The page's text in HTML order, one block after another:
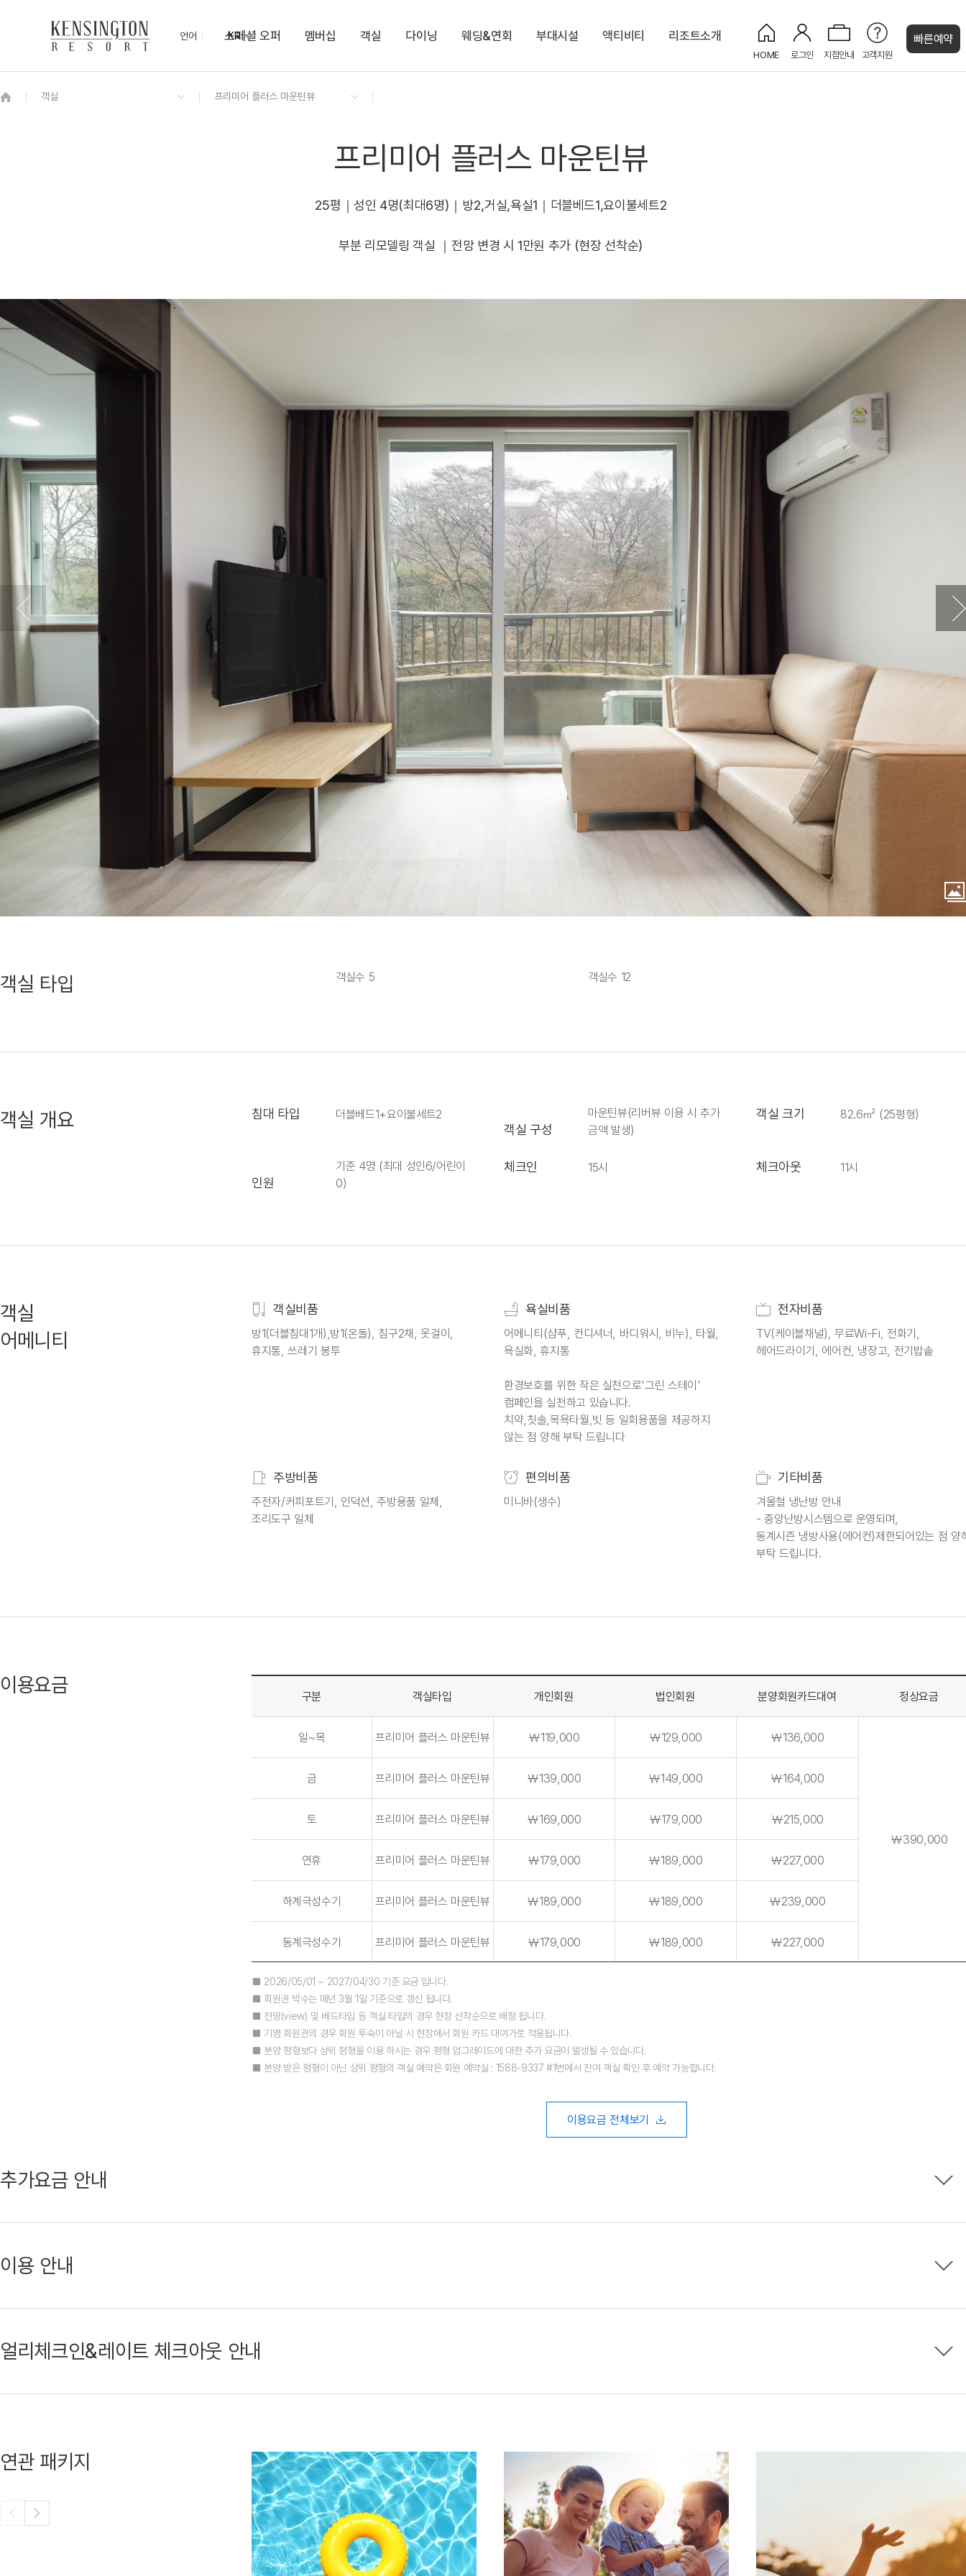
언어 KR
스페셜 오퍼 멤버십 객실 다이닝 웨딩&연회 부대시설 액티비티 리조트소개
HOME 로그인 지점안내 고객지원
빠른예약
프리미어 플러스 마운틴뷰
25평｜성인 4명(최대6명)｜방2,거실,욕실1｜더블베드1,요이불세트2
부분 리모델링 객실 ｜전망 변경 시 1만원 추가 (현장 선착순)
객실 타입 객실수 5 객실수 12
객실 개요 침대 타입 더블베드1+요이불세트2
객실 구성
마운틴뷰(리버뷰 이용 시 추가
금액 발생)
객실 크기 82.6㎡ (25평형)
인원
기준 4명 (최대 성인6/어린이
0)
체크인 15시 체크아웃 11시
객실
어메니티
객실비품
방1(더블침대1개),방1(온돌), 침구2채, 옷걸이,
휴지통, 쓰레기 봉투
욕실비품
어메니티(샴푸, 컨디셔너, 바디워시, 비누), 타월,
욕실화, 휴지통
환경보호를 위한 작은 실천으로'그린 스테이'
캠페인을 실천하고 있습니다.
치약,칫솔,목욕타월,빗 등 일회용품을 제공하지
않는 점 양해 부탁 드립니다
전자비품
TV(케이블채널), 무료Wi-Fi, 전화기,
헤어드라이기, 에어컨, 냉장고, 전기밥솥
주방비품
주전자/커피포트기, 인덕션, 주방용품 일체,
조리도구 일체
편의비품
미니바(생수)
기타비품
겨울철 냉난방 안내
- 중앙난방시스템으로 운영되며,
동계시즌 냉방사용(에어컨)제한되어있는 점 양
부탁 드립니다.
이용요금 구분 객실타입 개인회원 법인회원 분양회원카드대여 정상요금
일~목 프리미어 플러스 마운틴뷰 ￦119,000 ￦129,000 ￦136,000
￦390,000
금 프리미어 플러스 마운틴뷰 ￦139,000 ￦149,000 ￦164,000
토 프리미어 플러스 마운틴뷰 ￦169,000 ￦179,000 ￦215,000
연휴 프리미어 플러스 마운틴뷰 ￦179,000 ￦189,000 ￦227,000
하계극성수기 프리미어 플러스 마운틴뷰 ￦189,000 ￦189,000 ￦239,000
동계극성수기 프리미어 플러스 마운틴뷰 ￦179,000 ￦189,000 ￦227,000
■ 2026/05/01 ~ 2027/04/30 기준 요금 입니다.
■ 회원권 박수는 매년 3월 1일 기준으로 갱신 됩니다.
■ 전망(view) 및 베드타입 등 객실 타입의 경우 현장 선착순으로 배정 됩니다.
■ 기명 회원권의 경우 회원 투숙이 아닐 시 현장에서 회원 카드 대여가로 적용됩니다.
■ 분양 평형보다 상위 평형을 이용 하시는 경우 평형 업그레이드에 대한 추가 요금이 발생될 수 있습니다.
■ 분양 받은 평형이 아닌 상위 평형의 객실 예약은 회원 예약실 : 1588-9337 #1번에서 잔여 객실 확인 후 예약 가능합니다.
이용요금 전체보기
추가요금 안내
이용 안내
얼리체크인&레이트 체크아웃 안내
연관 패키지